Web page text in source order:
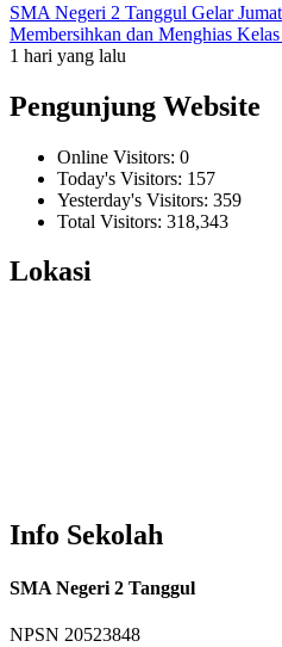
SMA Negeri 2 Tanggul Gelar
Membersihkan dan Menghias
1 hari yang lalu
Pengunjung Website
Online Visitors: 0
Today's Visitors: 157
Yesterday's Visitors: 359
Total Visitors: 318,343
Lokasi
Info Sekolah
SMA Negeri 2 Tanggul
NPSN 20523848